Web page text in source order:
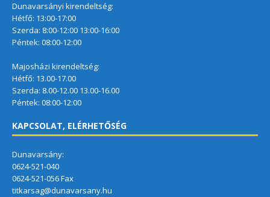
Dunavarsányi kirendeltség:
Hétfő: 13:00-17:00
Szerda: 8:00-12:00 13:00-16:00
Péntek: 08:00-12:00
Majosházi kirendeltség:
Hétfő: 13.00-17.00
Szerda: 8.00-12.00 13.00-16.00
Péntek: 08:00-12:00
KAPCSOLAT, ELÉRHETŐSÉG
Dunavarsány:
0624-521-040
0624-521-056 Fax
titkarsag@dunavarsany.hu